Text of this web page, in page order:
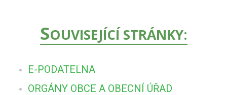
SOUVISEJÍCÍ STRÁNKY:
E-PODATELNA
ORGÁNY OBCE A OBECNÍ ÚŘAD